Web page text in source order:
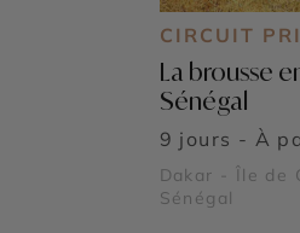
CIRCUIT
La brousse
Sénégal
9 jours - À
Dakar - Île de
Sénégal